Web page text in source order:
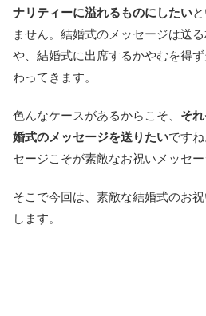
ナリティーに溢れるものにしたい
ません。結婚式のメッセージは送
や、結婚式に出席するかやむを得
わってきます。
色んなケースがあるからこそ、 そ
婚式のメッセージを送りたいです
セージこそが素敵なお祝いメッセー
そこで今回は、素敵な結婚式のお
します。